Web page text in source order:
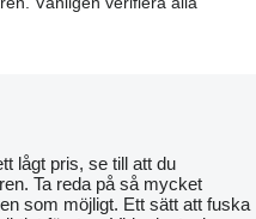
lågt pris, se till att du
Ta reda på så mycket
som möjligt. Ett sätt att fuska